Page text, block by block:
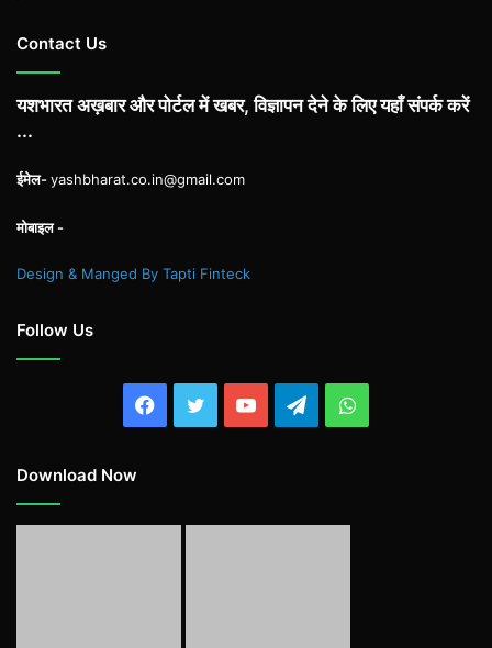
Contact Us
यशभारत अख़बार और पोर्टल में खबर, विज्ञापन देने के लिए यहाँ संपर्क करें
...
ईमेल-yashbharat.co.in@gmail.com
मोबाइल -
Design & Manged By Tapti Finteck
Follow Us
Facebook
TwitterYouTubeTelegramWhatsApp
Download Now